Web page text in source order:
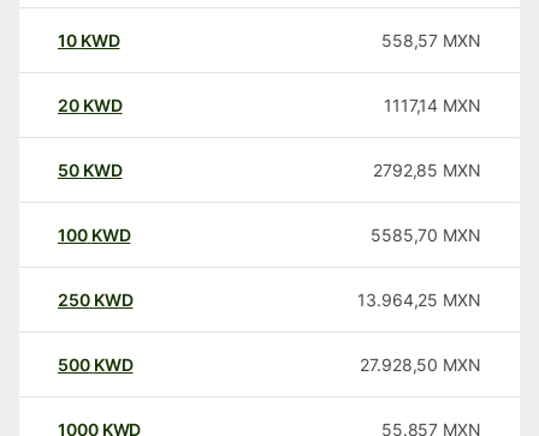
10 KWD 558,57 MXN
20 KWD 1117,14 MXN
50 KWD 2792,85 MXN
100 KWD 5585,70 MXN
250 KWD 13.964,25 MXN
500 KWD 27.928,50 MXN
1000 KWD 55.857 MXN